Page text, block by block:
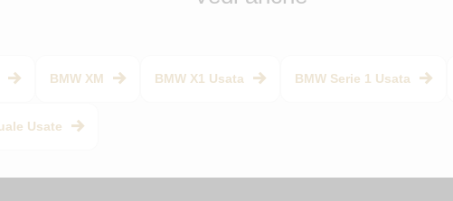
BMW XM BMW X1 Usata BMW Serie 1 Usata
Usate